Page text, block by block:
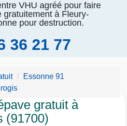
VHU agréé pour faire
gratuitement à Fleury-
pour destruction.
36 21 77
Essonne 91
gratuit à
(91700)